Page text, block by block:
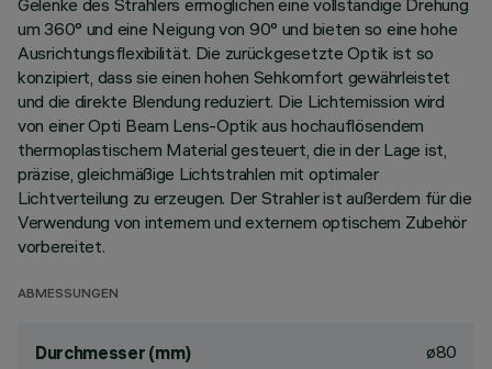
Gelenke des Strahlers ermöglichen eine vollständige Drehung
um 360° und eine Neigung von 90° und bieten so eine hohe
Ausrichtungsflexibilität. Die zurückgesetzte Optik ist so
konzipiert, dass sie einen hohen Sehkomfort gewährleistet
und die direkte Blendung reduziert. Die Lichtemission wird
von einer Opti Beam Lens-Optik aus hochauflösendem
thermoplastischem Material gesteuert, die in der Lage ist,
präzise, gleichmäßige Lichtstrahlen mit optimaler
Lichtverteilung zu erzeugen. Der Strahler ist außerdem für die
Verwendung von internem und externem optischem Zubehör
vorbereitet.
ABMESSUNGEN
Durchmesser (mm) ø80